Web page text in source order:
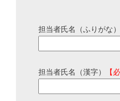
担当者氏名（ふりがな）
担当者氏名（漢字） 【